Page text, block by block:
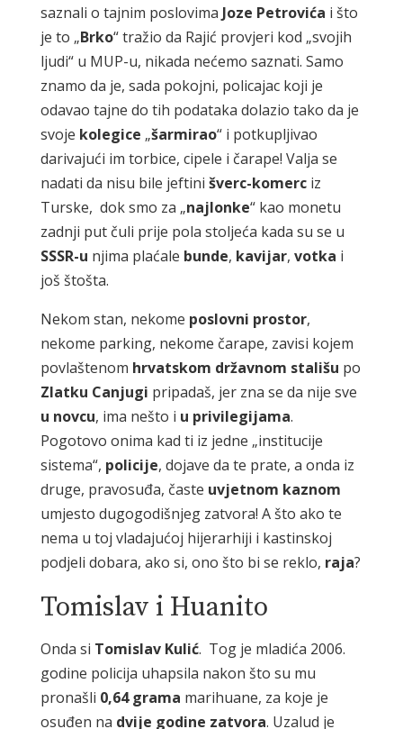
saznali o tajnim poslovima Joze Petrovića i što
je to „Brko“ tražio da Rajić provjeri kod „svojih
ljudi“ u MUP-u, nikada nećemo saznati. Samo
znamo da je, sada pokojni, policajac koji je
odavao tajne do tih podataka dolazio tako da je
svoje kolegice „šarmirao“ i potkupljivao
darivajući im torbice, cipele i čarape! Valja se
nadati da nisu bile jeftini šverc-komerciz
Turske, dok smo za „najlonke“ kao monetu
zadnji put čuli prije pola stoljeća kada su se u
SSSR-u njima plaćale bunde, kavijar, votka i
još štošta.
Nekom stan, nekome poslovni prostor,
nekome parking, nekome čarape, zavisi kojem
povlaštenom hrvatskom državnom stališu po
Zlatku Canjugi pripadaš, jer zna se da nije sve
u novcu, ima nešto i u privilegijama.
Pogotovo onima kad ti iz jedne „institucije
sistema“, policije, dojave da te prate, a onda iz
druge, pravosuđa, časte uvjetnom kaznom
umjesto dugogodišnjeg zatvora! A što ako te
nema u toj vladajućoj hijerarhiji i kastinskoj
podjeli dobara, ako si, ono što bi se reklo, raja?
Tomislav i Huanito
Onda si Tomislav Kulić. Tog je mladića 2006.
godine policija uhapsila nakon što su mu
pronašli 0,64 grama marihuane, za koje je
osuđen na dvije godine zatvora. Uzalud je